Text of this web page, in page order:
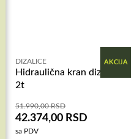
AKCIJA
DIZALICE
Hidraulična kran dizalica
2t
51.990,00RSD
42.374,00 RSD
sa PDV